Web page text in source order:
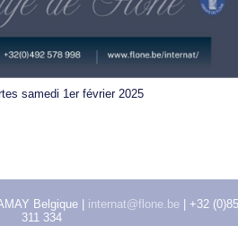
samedi 1er février 2025
Belgique | internat@flone.be| +32 (0)85
311 334